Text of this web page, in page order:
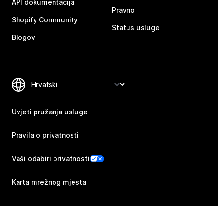
API dokumentacija
Shopify Community
Blogovi
Pravno
Status usluge
Uvjeti pružanja usluge
Pravila o privatnosti
Vaši odabiri privatnosti
Karta mrežnog mjesta